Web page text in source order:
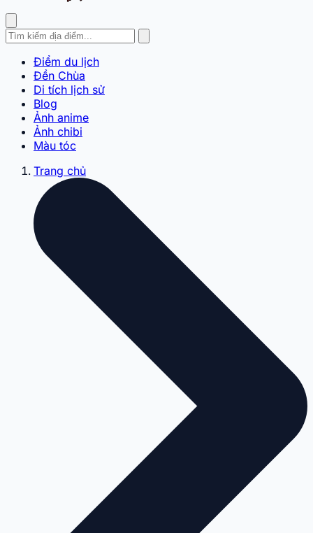
Điểm du lịch
Đền Chùa
Di tích lịch sử
Blog
Ảnh anime
Ảnh chibi
Màu tóc
Trang chủ